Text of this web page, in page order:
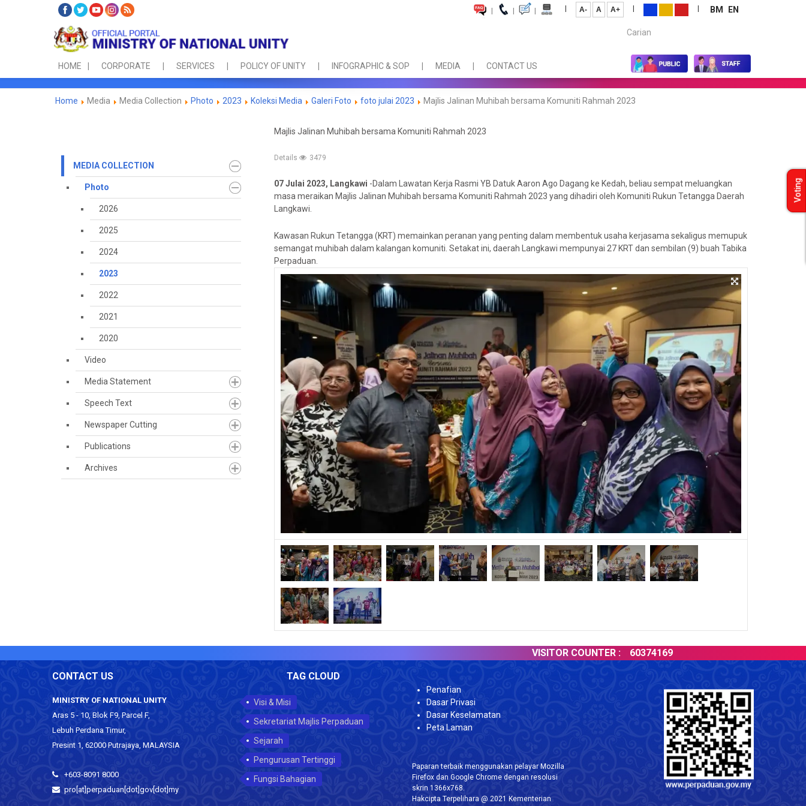
| | | | A- A A+ | | BM
EN
Carian...
HOME CORPORATE SERVICES POLICY OF UNITY INFOGRAPHIC & SOP MEDIA CONTACT US
Home Media Media Collection Photo 2023 Koleksi Media Galeri Foto foto julai 2023 Majlis Jalinan Muhibah bersama Komuniti Rahmah 2023
MEDIA COLLECTION
Photo
2026
2025
2024
2023
2022
2021
2020
Video
Media Statement
Speech Text
Newspaper Cutting
Publications
Archives
Majlis Jalinan Muhibah bersama Komuniti Rahmah 2023
Details 3479
07 Julai 2023, Langkawi -Dalam Lawatan Kerja Rasmi YB Datuk Aaron Ago Dagang ke Kedah, beliau sempat meluangkan
masa meraikan Majlis Jalinan Muhibah bersama Komuniti Rahmah 2023 yang dihadiri oleh Komuniti Rukun Tetangga Daerah
Langkawi.
Kawasan Rukun Tetangga (KRT) memainkan peranan yang penting dalam membentuk usaha kerjasama sekaligus memupuk
semangat muhibah dalam kalangan komuniti. Setakat ini, daerah Langkawi mempunyai 27 KRT dan sembilan (9) buah Tabika
Perpaduan.
VISITOR COUNTER : 60374169
CONTACT US
MINISTRY OF NATIONAL UNITY
Aras 5 - 10, Blok F9, Parcel F,
Lebuh Perdana Timur,
Presint 1, 62000 Putrajaya, MALAYSIA
+603-8091 8000
pro[at]perpaduan[dot]gov[dot]my
TAG CLOUD
Visi & Misi
Sekretariat Majlis Perpaduan
Sejarah
Pengurusan Tertinggi
Fungsi Bahagian
Penafian
Dasar Privasi
Dasar Keselamatan
Peta Laman
Paparan terbaik menggunakan pelayar Mozilla
Firefox dan Google Chrome dengan resolusi
skrin 1366x768.
Hakcipta Terpelihara @ 2021 Kementerian
Voting